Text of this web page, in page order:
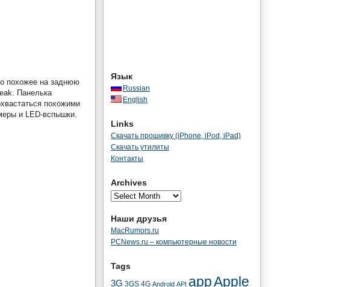
похожее на заднюю
Панелька
похожими
и LED-вспышки.
Язык
Russian
English
Links
Скачать прошивку (iPhone, iPod, iPad)
Скачать утилиты
Контакты
Archives
Наши друзья
MacRumors.ru
PCNews.ru – компьютерные новости
Tags
3G 3GS 4G Android API appApple